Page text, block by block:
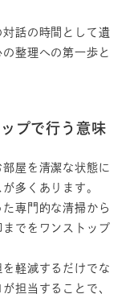
話の時間として遺
整理への第一歩と
プで行う意味
屋を清潔な状態に
多くあります。
専門的な清掃から
でをワンストップ
軽減するだけでな
担当することで、